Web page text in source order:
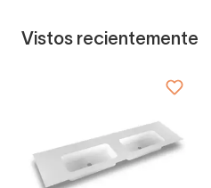
Vistos recientemente